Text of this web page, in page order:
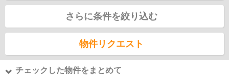
さらに条件を絞り込む
物件リクエスト
チェックした物件をまとめて